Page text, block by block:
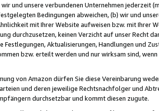
und unsere verbundenen Unternehmen
Bedingungen abweichen, (b) wir und
mit Ihrer Website aufweisen bzw. mit Ihrer
durchzusetzen, keinen Verzicht auf unser Recht
Aktualisierungen, Handlungen und
bzw. erteilt werden und nur wirksam sind,
von Amazon dürfen Sie diese Vereinbarung
und deren jeweilige Rechtsnachfolger und
durchsetzbar und kommt diesen zugute.